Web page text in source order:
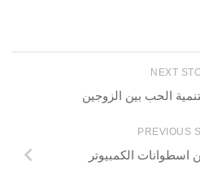
NEXT
الحب بين الزوجين
PREVIOUS
اسطوانات الكمبيوتر